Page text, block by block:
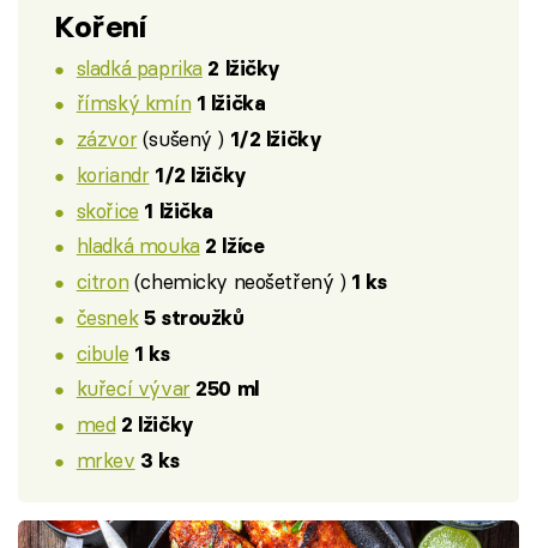
Koření
sladká paprika 2 lžičky
římský kmín 1 lžička
zázvor(sušený ) 1/2 lžičky
koriandr 1/2 lžičky
skořice 1 lžička
hladká mouka 2 lžíce
citron(chemicky neošetřený ) 1 ks
česnek 5 stroužků
cibule 1 ks
kuřecí vývar 250 ml
med 2 lžičky
mrkev 3 ks